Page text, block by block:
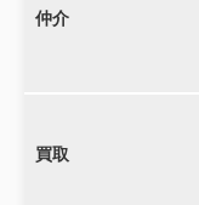
仲介
買取